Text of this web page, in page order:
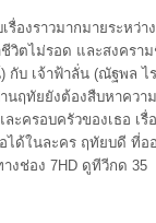
ราวมากมายระหว่าง
วิตไม่รอด และสงคราม
บ เจ้าฟ้าลั่น (ณัฐพล ไ
ฤทัยยังต้องสืบหาความ
ะครอบครัวของเธอ เรื่
ด้ในละคร ฤทัยบดี ที่อ
งช่อง 7HD ดูทีวีกด 35